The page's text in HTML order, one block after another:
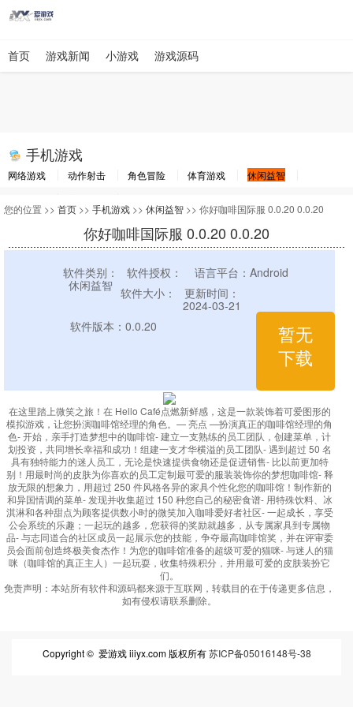
首页 游戏新闻 小游戏 游戏源码
手机游戏
网络游戏 动作射击 角色冒险 体育游戏
休闲益智
您的位置 >> 首页 >> 手机游戏 >> 休闲益智 >> 你好咖啡国际服 0.0.20 0.0.20
你好咖啡国际服 0.0.20 0.0.20
软件类别：
休闲益智
软件授权：
语言平台：Android
软件大小：
更新时间：
2024-03-21
软件版本：0.0.20
暂无
下载
在这里踏上微笑之旅！在 Hello Café点燃新鲜感，这是一款装饰着可爱图形的
模拟游戏，让您扮演咖啡馆经理的角色。— 亮点 —扮演真正的咖啡馆经理的角
色- 开始，亲手打造梦想中的咖啡馆- 建立一支熟练的员工团队，创建菜单，计
划投资，共同增长幸福和成功！组建一支才华横溢的员工团队- 遇到超过 50 名
具有独特能力的迷人员工，无论是快速提供食物还是促进销售- 比以前更加特
别！用最时尚的皮肤为你喜欢的员工定制最可爱的服装装饰你的梦想咖啡馆- 释
放无限的想象力，用超过 250 件风格各异的家具个性化您的咖啡馆！制作新的
和异国情调的菜单- 发现并收集超过 150 种您自己的秘密食谱- 用特殊饮料、冰
淇淋和各种甜点为顾客提供数小时的微笑加入咖啡爱好者社区- 一起成长，享受
公会系统的乐趣；一起玩的越多，您获得的奖励就越多，从专属家具到专属物
品- 与志同道合的社区成员一起展示您的技能，争夺最高咖啡馆奖，并在评审委
员会面前创造终极美食杰作！为您的咖啡馆准备的超级可爱的猫咪- 与迷人的猫
咪（咖啡馆的真正主人）一起玩耍，收集特殊积分，并用最可爱的皮肤装扮它
们。
免责声明：本站所有软件和源码都来源于互联网，转载目的在于传递更多信息，
如有侵权请联系删除。
Copyright © 爱游戏 iiiyx.com 版权所有苏ICP备05016148号-38